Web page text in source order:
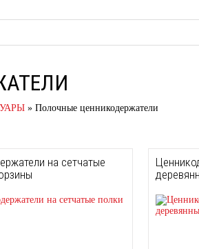
» Полочные ценникодержатели
на сетчатые